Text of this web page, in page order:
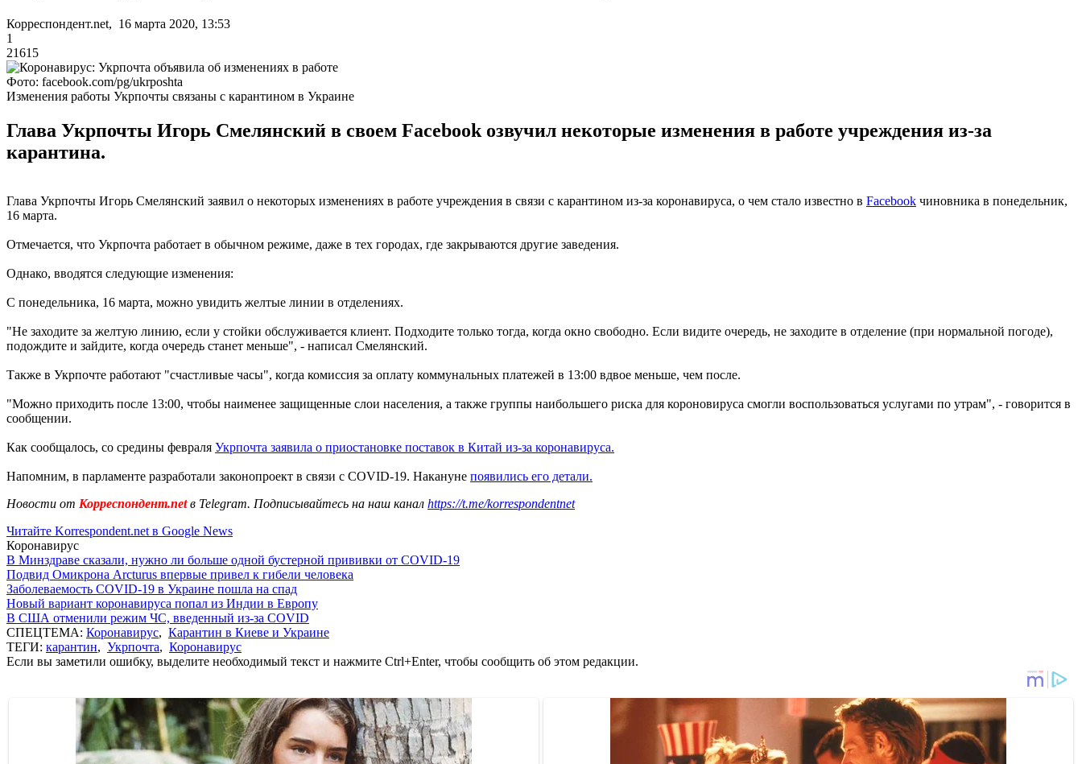
Корреспондент.net, 16 марта 2020, 13:53
1
21615
Фото: facebook.com/pg/ukrposhta
Изменения работы Укрпочты связаны с карантином в Украине
Глава Укрпочты Игорь Смелянский в своем Facebook озвучил некоторые изменения в работе учреждения из-за
карантина.
Глава Укрпочты Игорь Смелянский заявил о некоторых изменениях в работе учреждения в связи с карантином из-за коронавируса, о чем стало известно в Facebook чиновника в понедельник,
16 марта.
Отмечается, что Укрпочта работает в обычном режиме, даже в тех городах, где закрываются другие заведения.
Однако, вводятся следующие изменения:
С понедельника, 16 марта, можно увидить желтые линии в отделениях.
"Не заходите за желтую линию, если у стойки обслуживается клиент. Подходите только тогда, когда окно свободно. Если видите очередь, не заходите в отделение (при нормальной погоде),
подождите и зайдите, когда очередь станет меньше", - написал Смелянский.
Также в Укрпочте работают "счастливые часы", когда комиссия за оплату коммунальных платежей в 13:00 вдвое меньше, чем после.
"Можно приходить после 13:00, чтобы наименее защищенные слои населения, а также группы наибольшего риска для короновируса смогли воспользоваться услугами по утрам", - говорится в
сообщении.
Как сообщалось, со средины февраля Укрпочта заявила о приостановке поставок в Китай из-за коронавируса.
Напомним, в парламенте разработали законопроект в связи с COVID-19. Накануне появились его детали.
Новости от Корреспондент.netв Telegram. Подписывайтесь на наш канал https://t.me/korrespondentnet
Читайте Korrespondent.net в Google News
Коронавирус
В Минздраве сказали, нужно ли больше одной бустерной прививки от COVID-19
Подвид Омикрона Arcturus впервые привел к гибели человека
Заболеваемость COVID-19 в Украине пошла на спад
Новый вариант коронавируса попал из Индии в Европу
В США отменили режим ЧС, введенный из-за COVID
СПЕЦТЕМА: Коронавирус, Карантин в Киеве и Украине
ТЕГИ: карантин, Укрпочта, Коронавирус
Если вы заметили ошибку, выделите необходимый текст и нажмите Ctrl+Enter, чтобы сообщить об этом редакции.